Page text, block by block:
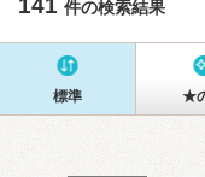
141 件の検索結果
標準 ★